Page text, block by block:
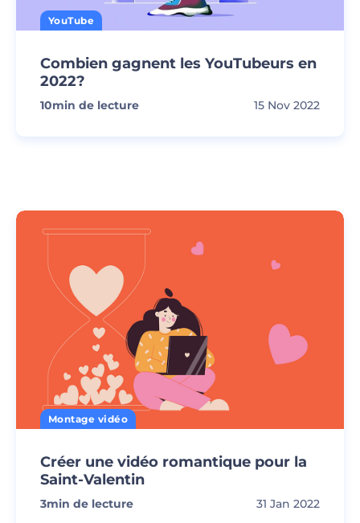
YouTube
Combien gagnent les YouTubeurs en
2022?
10min de lecture 15 Nov 2022
Montage vidéo
Créer une vidéo romantique pour la
Saint-Valentin
3min de lecture 31 Jan 2022